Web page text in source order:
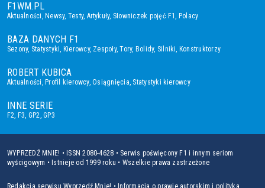
F1WM.PL
Aktualności, Newsy, Testy, Artykuły, Słowniczek pojęć F1, Polacy
BAZA DANYCH F1
Sezony, Statystyki, Kierowcy, Zespoły,Tory, Bolidy, Silniki, Konstruktorzy
ROBERT KUBICA
Aktualności, Profil kierowcy,Osiągnięcia, Statystyki kierowcy
INNE SERIE
F2, F3, GP2,GP3
WYPRZEDŹ MNIE! • ISSN 2080-4628 • Serwis poświęcony F1 i innym seriom
wyścigowym • Istnieje od 1999 roku • Wszelkie prawa zastrzeżone
Redakcja serwisu Wyprzedź Mnie! • Informacja o prawie autorskim i polityka